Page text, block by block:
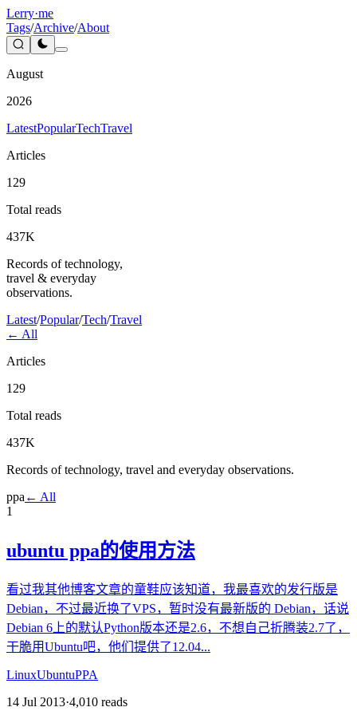
Lerry·me
Tags/Archive/About
August
2026
LatestPopularTechTravel
Articles
129
Total reads
437K
Records of technology,
travel & everyday
observations.
Latest/Popular/Tech/Travel
← All
Articles
129
Total reads
437K
Records of technology, travel and everyday observations.
ppa ← All
1
ubuntu ppa的使用方法
看过我其他博客文章的童鞋应该知道，我最喜欢的发行版是
Debian，不过最近换了VPS，暂时没有最新版的 Debian，话说
Debian 6上的默认Python版本还是2.6，不想自己折腾装2.7了，
干脆用Ubuntu吧，他们提供了12.04...
LinuxUbuntuPPA
14 Jul 2013·4,010 reads